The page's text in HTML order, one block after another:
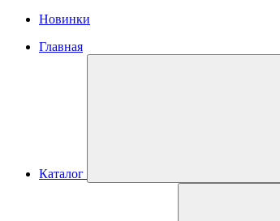
Новинки
Главная
Каталог